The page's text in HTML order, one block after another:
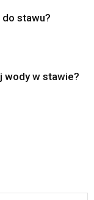
stawu?
wody w stawie?